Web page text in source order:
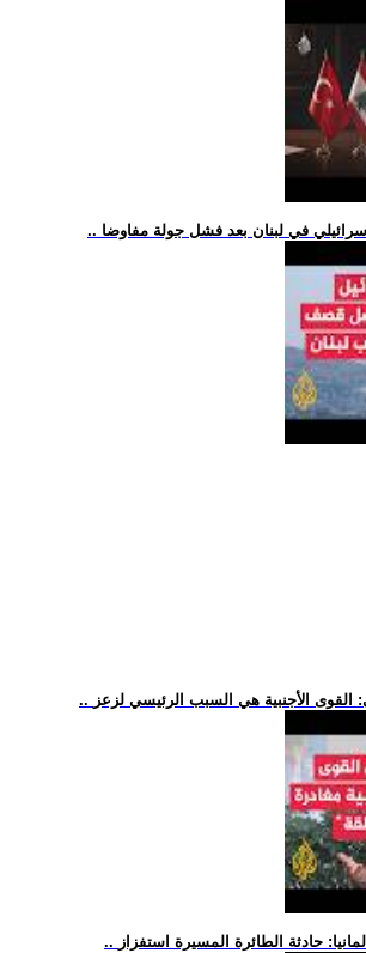
في لبنان بعد فشل جولة مفاوضا
القوى الأجنبية هي السبب الرئيسي لزعز
حادثة الطائرة المسيرة استفزاز